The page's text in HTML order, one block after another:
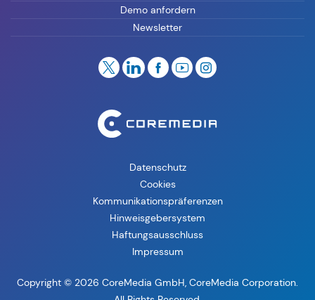
Demo anfordern
Newsletter
Datenschutz
Cookies
Kommunikationspräferenzen
Hinweisgebersystem
Haftungsausschluss
Impressum
Copyright © 2026 CoreMedia GmbH, CoreMedia Corporation.